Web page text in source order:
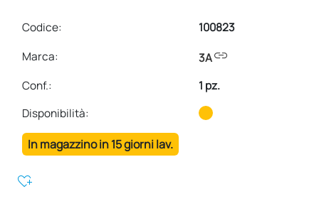
Codice:
100823
Marca:
3Alink
Conf.:
1 pz.
Disponibilità:
In magazzino in 15 giorni lav.
heart_plus